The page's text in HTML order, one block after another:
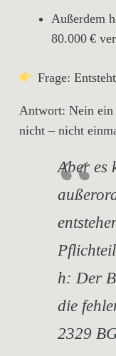
Außerdem
80.000 €
Frage:
Antwort: Nein
nicht – nicht
Aber es
h: Der
die
2329